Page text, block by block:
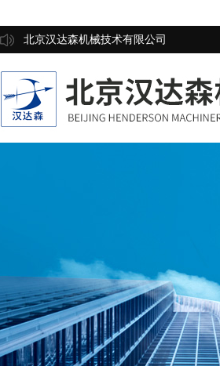
北京汉达森机械技术有限公司